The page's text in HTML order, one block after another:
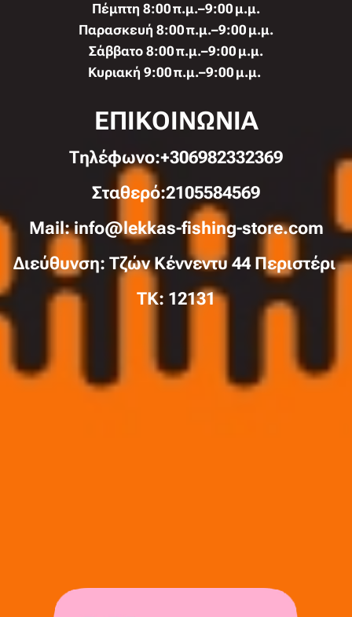
Πέμπτη 8:00 π.μ.–9:00 μ.μ.
Παρασκευή 8:00 π.μ.–9:00 μ.μ.
Σάββατο 8:00 π.μ.–9:00 μ.μ.
Κυριακή 9:00 π.μ.–9:00 μ.μ.
ΕΠΙΚΟΙΝΩΝΙΑ
Τηλέφωνo:+306982332369
Σταθερό:2105584569
Mail: info@lekkas-fishing-store.com
Διεύθυνση: Τζών Κέννεντυ 44 Περιστέρι
TK: 12131